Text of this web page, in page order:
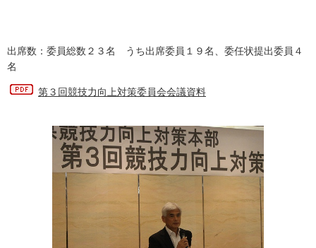
出席数：委員総数２３名 うち出席委員１９名、委任状提出委員４
名
第３回競技力向上対策委員会会議資料